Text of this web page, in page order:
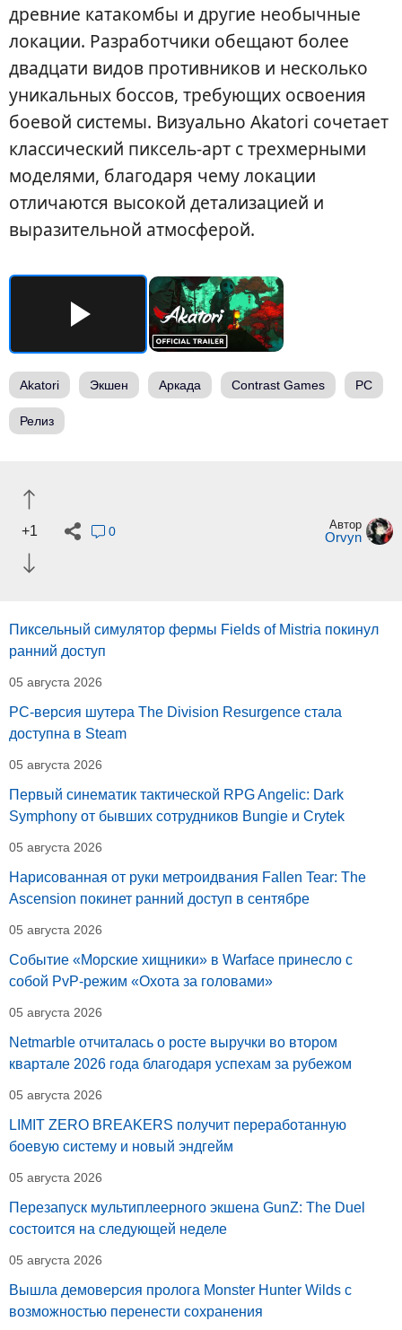
древние катакомбы и другие необычные
локации. Разработчики обещают более
двадцати видов противников и несколько
уникальных боссов, требующих освоения
боевой системы. Визуально Akatori сочетает
классический пиксель-арт с трехмерными
моделями, благодаря чему локации
отличаются высокой детализацией и
выразительной атмосферой.
Akatori Экшен Аркада Contrast Games PC
Релиз
+1 0 Автор
Orvyn
Пиксельный симулятор фермы Fields of Mistria покинул
ранний доступ
05 августа 2026
PC-версия шутера The Division Resurgence стала
доступна в Steam
05 августа 2026
Первый синематик тактической RPG Angelic: Dark
Symphony от бывших сотрудников Bungie и Crytek
05 августа 2026
Нарисованная от руки метроидвания Fallen Tear: The
Ascension покинет ранний доступ в сентябре
05 августа 2026
Событие «Морские хищники» в Warface принесло с
собой PvP-режим «Охота за головами»
05 августа 2026
Netmarble отчиталась о росте выручки во втором
квартале 2026 года благодаря успехам за рубежом
05 августа 2026
LIMIT ZERO BREAKERS получит переработанную
боевую систему и новый эндгейм
05 августа 2026
Перезапуск мультиплеерного экшена GunZ: The Duel
состоится на следующей неделе
05 августа 2026
Вышла демоверсия пролога Monster Hunter Wilds с
возможностью перенести сохранения